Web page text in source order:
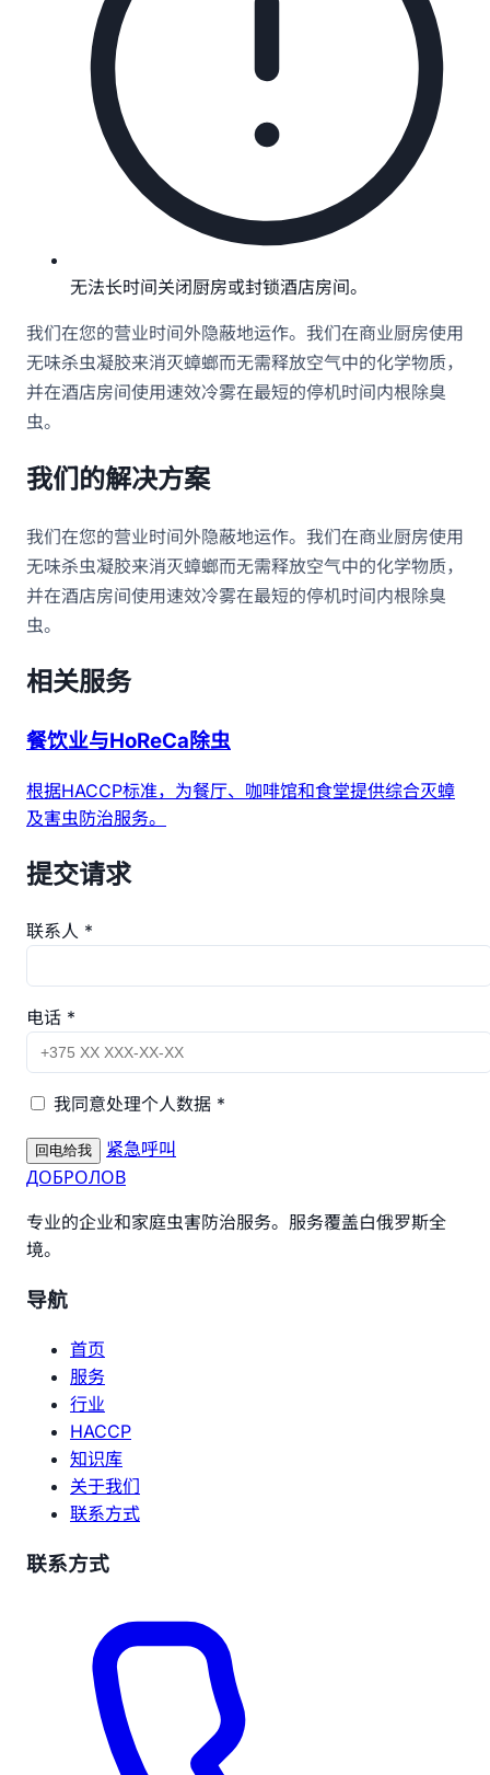
无法长时间关闭厨房或封锁酒店房间。
我们在您的营业时间外隐蔽地运作。我们在商业厨房使用
无味杀虫凝胶来消灭蟑螂而无需释放空气中的化学物质，
并在酒店房间使用速效冷雾在最短的停机时间内根除臭
虫。
我们的解决方案
我们在您的营业时间外隐蔽地运作。我们在商业厨房使用
无味杀虫凝胶来消灭蟑螂而无需释放空气中的化学物质，
并在酒店房间使用速效冷雾在最短的停机时间内根除臭
虫。
相关服务
餐饮业与HoReCa除虫
根据HACCP标准，为餐厅、咖啡馆和食堂提供综合灭蟑
及害虫防治服务。
提交请求
联系人 *
电话 *
我同意处理个人数据 *
回电给我
紧急呼叫
ДОБРОЛОВ
专业的企业和家庭虫害防治服务。服务覆盖白俄罗斯全
境。
导航
首页
服务
行业
HACCP
知识库
关于我们
联系方式
联系方式